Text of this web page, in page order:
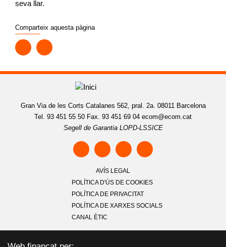
seva llar.
Comparteix aquesta pàgina
Gran Via de les Corts Catalanes 562, pral. 2a. 08011 Barcelona
Tel. 93 451 55 50 Fax. 93 451 69 04 ecom@ecom.cat
Segell de Garantia LOPD-LSSICE
AVÍS LEGAL
POLÍTICA D'ÚS DE COOKIES
POLÍTICA DE PRIVACITAT
POLÍTICA DE XARXES SOCIALS
CANAL ÈTIC